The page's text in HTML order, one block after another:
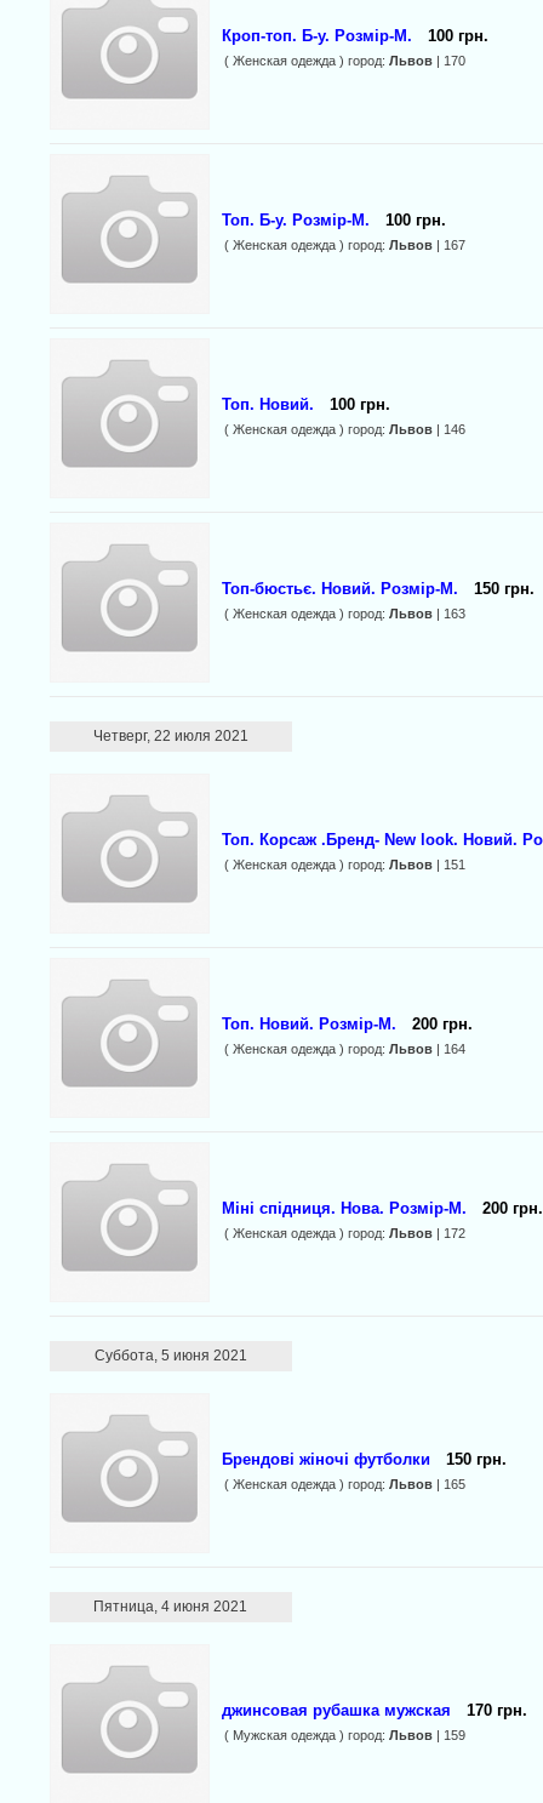
Кроп-топ. Б-у. Розмір-М. 100 грн.
( Женская одежда ) город: Львов| 170
Топ. Б-у. Розмір-М. 100 грн.
( Женская одежда ) город: Львов| 167
Топ. Новий. 100 грн.
( Женская одежда ) город: Львов| 146
Топ-бюстьє. Новий. Розмір-М. 150 грн.
( Женская одежда ) город: Львов| 163
Четверг, 22 июля 2021
Топ. Корсаж .Бренд- New look. Новий.
( Женская одежда ) город: Львов| 151
Топ. Новий. Розмір-М. 200 грн.
( Женская одежда ) город: Львов| 164
Міні спідниця. Нова. Розмір-М. 200 грн.
( Женская одежда ) город: Львов| 172
Суббота, 5 июня 2021
Брендові жіночі футболки 150 грн.
( Женская одежда ) город: Львов| 165
Пятница, 4 июня 2021
джинсовая рубашка мужская 170 грн.
( Мужская одежда ) город: Львов| 159